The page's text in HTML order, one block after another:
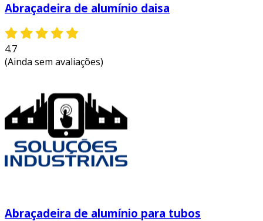
Abraçadeira de alumínio daisa
4.7
(Ainda sem avaliações)
Abraçadeira de alumínio para tubos